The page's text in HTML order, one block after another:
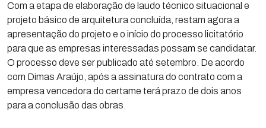
Com a etapa de elaboração de laudo técnico situacional e
projeto básico de arquitetura concluída, restam agora a
apresentação do projeto e o início do processo licitatório
para que as empresas interessadas possam se candidatar.
O processo deve ser publicado até setembro. De acordo
com Dimas Araújo, após a assinatura do contrato com a
empresa vencedora do certame terá prazo de dois anos
para a conclusão das obras.